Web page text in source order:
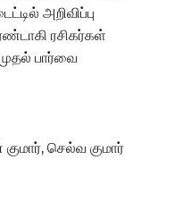
அறிவிப்பு
ரசிகர்கள்
பார்வை
குமார், செல்வ குமார்